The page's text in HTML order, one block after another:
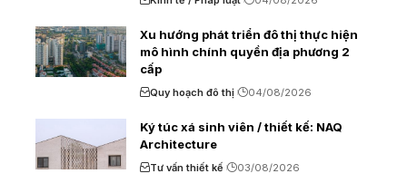
Xu hướng phát triển đô thị thực hiện
mô hình chính quyền địa phương 2
cấp
Quy hoạch đô thị 04/08/2026
Ký túc xá sinh viên / thiết kế: NAQ
Architecture
Tư vấn thiết kế 03/08/2026